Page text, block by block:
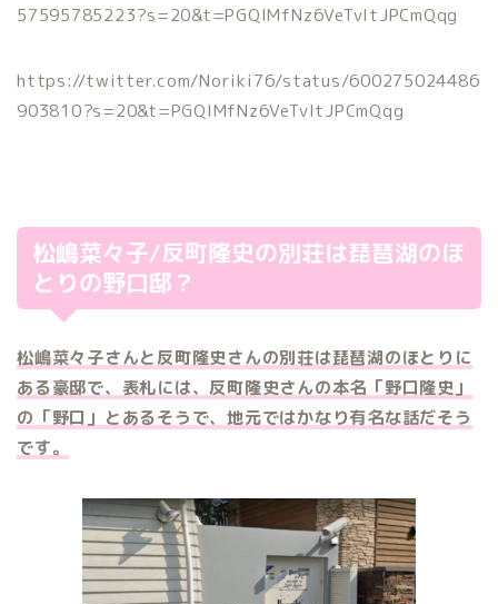
57595785223?s=20&t=PGQIMfNz6VeTvItJPCmQqg
https://twitter.com/Noriki76/status/600275024486
903810?s=20&t=PGQIMfNz6VeTvItJPCmQqg
松嶋菜々子/反町隆史の別荘は琵琶湖のほ
とりの野口邸？
松嶋菜々子さんと反町隆史さんの別荘は琵琶湖のほとりに
ある豪邸で、表札には、反町隆史さんの本名「野口隆史」
の「野口」とあるそうで、地元ではかなり有名な話だそう
です。